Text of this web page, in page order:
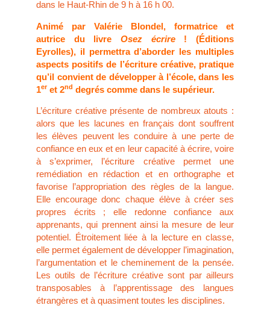
dans le Haut-Rhin de 9 h à 16 h 00.
Animé par Valérie Blondel, formatrice et
autrice du livre Osez écrire! (Éditions
Eyrolles), il permettra d’aborder les multiples
aspects positifs de l’écriture créative, pratique
qu’il convient de développer à l’école, dans les
1eret 2nd degrés comme dans le supérieur.
L’écriture créative présente de nombreux atouts :
alors que les lacunes en français dont souffrent
les élèves peuvent les conduire à une perte de
confiance en eux et en leur capacité à écrire, voire
à s’exprimer, l’écriture créative permet une
remédiation en rédaction et en orthographe et
favorise l’appropriation des règles de la langue.
Elle encourage donc chaque élève à créer ses
propres écrits ; elle redonne confiance aux
apprenants, qui prennent ainsi la mesure de leur
potentiel. Étroitement liée à la lecture en classe,
elle permet également de développer l’imagination,
l’argumentation et le cheminement de la pensée.
Les outils de l’écriture créative sont par ailleurs
transposables à l’apprentissage des langues
étrangères et à quasiment toutes les disciplines.